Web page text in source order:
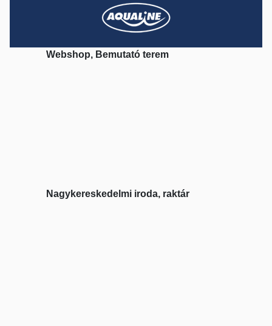
Webshop, Bemutató terem
Nagykereskedelmi iroda, raktár